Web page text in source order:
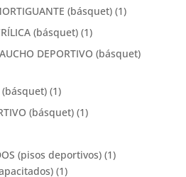
(básquet) (1)
(básquet) (1)
DEPORTIVO (básquet)
(básquet) (1)
(básquet) (1)
(pisos deportivos) (1)
(1)